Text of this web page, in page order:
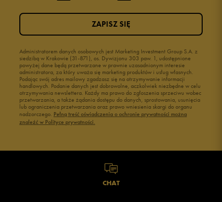
Administratorem danych osobowych jest Marketing Investment Group S.A. z
siedzibą w Krakowie (31-871), os. Dywizjonu 303 paw. 1, udostępnione
powyżej dane będą przetwarzane w prawnie uzasadnionym interesie
administratora, za który uważa się marketing produktów i usług własnych.
Podając swój adres mailowy zgadzasz się na otrzymywanie informacji
handlowych. Podanie danych jest dobrowolne, aczkolwiek niezbędne w celu
otrzymywania newslettera. Każdy ma prawo do zgłoszenia sprzeciwu wobec
przetwarzania, a także żądania dostępu do danych, sprostowania, usunięcia
lub ograniczenia przetwarzania oraz prawo wniesienia skargi do organu
nadzorczego. Pełną treść oświadczenia o ochronie prywatności można
znaleźć w Polityce prywatności.
ZAPISZ SIĘ
CHAT